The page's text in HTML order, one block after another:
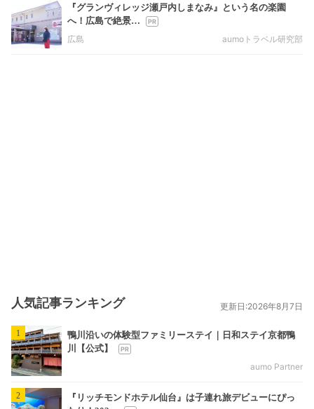
『グランヴィレッジ瀬戸内しまなみ』という名の楽園
へ！広島で絶景…
広島
aumoトラベル研究部
人気記事ランキング 更新日:2026年8月7日
1
鴨川沿いの体験型ファミリーステイ｜日和ステイ京都鴨
川【公式】
aumo Partner
2
『リッチモンドホテル仙台』は子連れ旅デビューにぴっ